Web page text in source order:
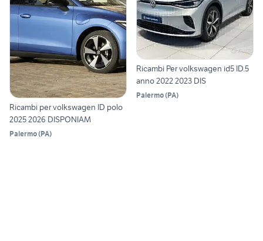
Ricambi per volkswagen ID polo
2025 2026 DISPONIAM
Palermo(PA)
Ricambi Per volkswagen id5 ID.5
anno 2022 2023 DIS
Palermo(PA)